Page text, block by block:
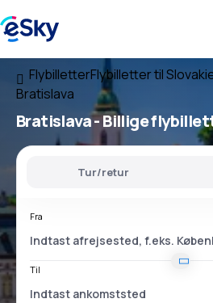
FlybilletterFlybilletter til
Bratislava
Bratislava - Billige
Tur/retur
Fra
Til